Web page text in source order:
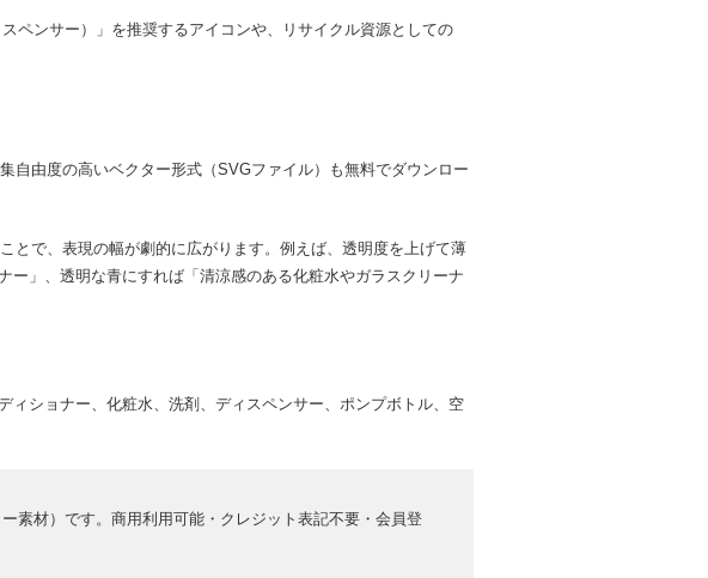
ペンサー）」を推奨するアイコンや、リサイクル資源としての
自由度の高いベクター形式（SVGファイル）も無料でダウンロー
とで、表現の幅が劇的に広がります。例えば、透明度を上げて薄
」、透明な青にすれば「清涼感のある化粧水やガラスクリーナ
ショナー、化粧水、洗剤、ディスペンサー、ポンプボトル、空
素材）です。商用利用可能・クレジット表記不要・会員登